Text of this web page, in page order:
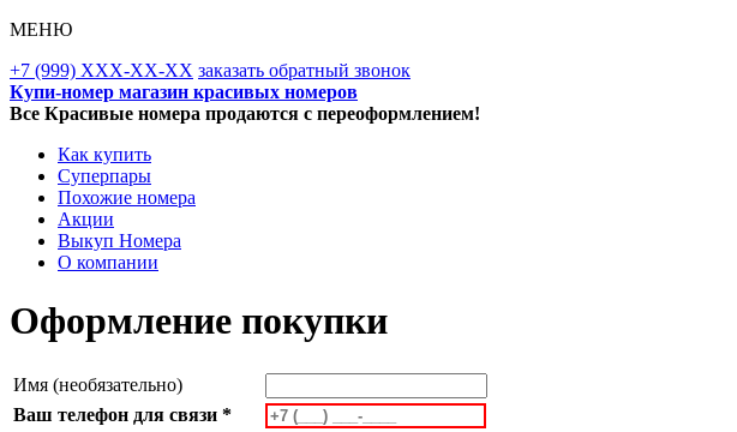
МЕНЮ
+7 (999) XXX-XX-XX заказать обратный звонок
Купи-номер магазин красивых номеров
Все Красивые номера продаются с переоформлением!
Как купить
Суперпары
Похожие номера
Акции
Выкуп Номера
О компании
Оформление покупки
Имя (необязательно)
Ваш телефон для связи *